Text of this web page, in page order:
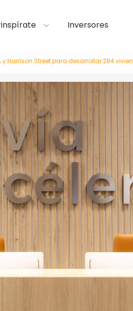
Inversores
Harrison Street para desarrollar 284